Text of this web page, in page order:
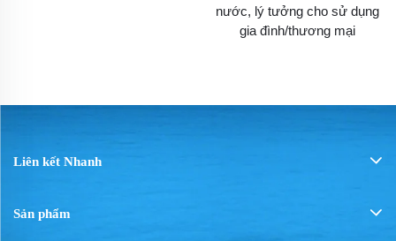
nước, lý tưởng cho sử dụng
gia đình/thương mại
Liên kết Nhanh
Sản phẩm